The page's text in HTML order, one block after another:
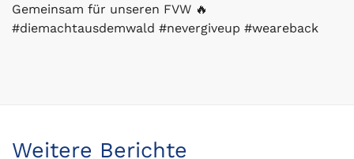
Gemeinsam für unseren FVW 🔥
#diemachtausdemwald #nevergiveup #weareback
Weitere Berichte